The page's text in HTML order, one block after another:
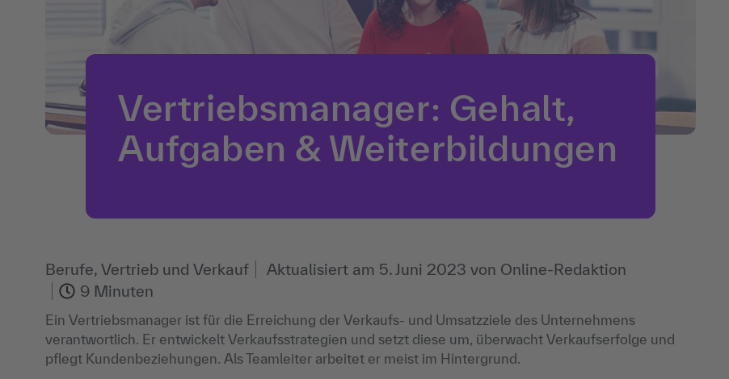
Vertriebsmanager: Gehalt,
Aufgaben & Weiterbildungen
Berufe, Vertrieb und Verkauf Aktualisiert am 5. Juni 2023 von Online-Redaktion
9 Minuten
Ein Vertriebsmanager ist für die Erreichung der Verkaufs- und Umsatzziele des Unternehmens
verantwortlich. Er entwickelt Verkaufsstrategien und setzt diese um, überwacht Verkaufserfolge und
pflegt Kundenbeziehungen. Als Teamleiter arbeitet er meist im Hintergrund.